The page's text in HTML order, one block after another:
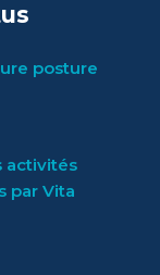
posture
activités
par Vita